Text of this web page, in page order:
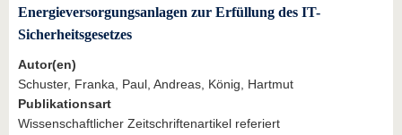
Energieversorgungsanlagen zur Erfüllung des IT-
Sicherheitsgesetzes
Autor(en)
Schuster, Franka, Paul, Andreas, König, Hartmut
Publikationsart
Wissenschaftlicher Zeitschriftenartikel referiert